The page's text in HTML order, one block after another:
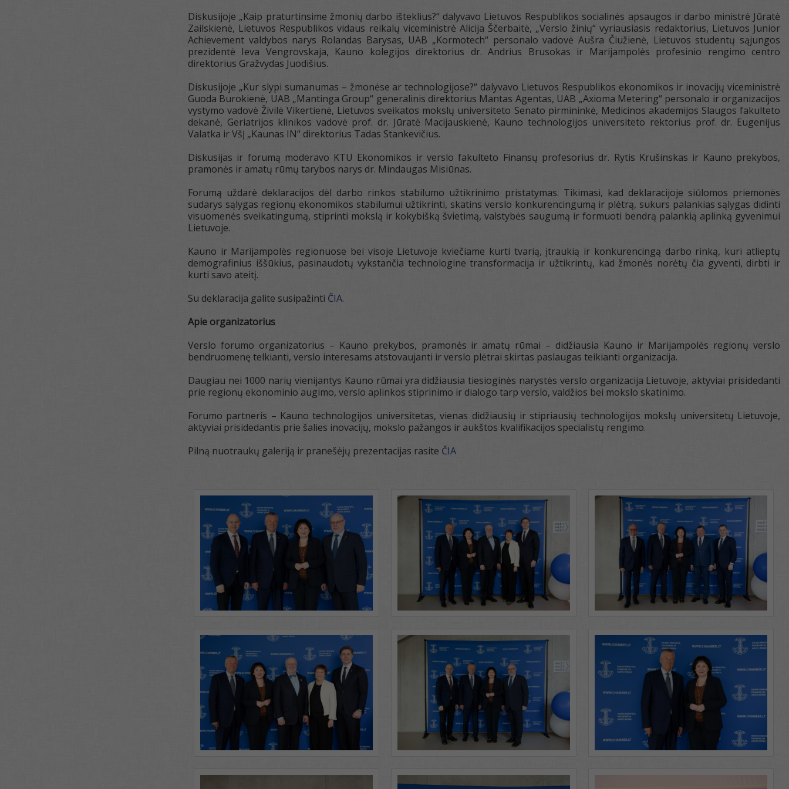
Diskusijoje „Kaip praturtinsime žmonių darbo išteklius?“ dalyvavo Lietuvos Respublikos socialinės apsaugos ir darbo ministrė Jūratė
Zailskienė, Lietuvos Respublikos vidaus reikalų viceministrė Alicija Ščerbaitė, „Verslo žinių“ vyriausiasis redaktorius, Lietuvos Junior
Achievement valdybos narys Rolandas Barysas, UAB „Kormotech“ personalo vadovė Aušra Čiužienė, Lietuvos studentų sąjungos
prezidentė Ieva Vengrovskaja, Kauno kolegijos direktorius dr. Andrius Brusokas ir Marijampolės profesinio rengimo centro
direktorius Gražvydas Juodišius.
Diskusijoje „Kur slypi sumanumas – žmonėse ar technologijose?“ dalyvavo Lietuvos Respublikos ekonomikos ir inovacijų viceministrė
Guoda Burokienė, UAB „Mantinga Group“ generalinis direktorius Mantas Agentas, UAB „Axioma Metering“ personalo ir organizacijos
vystymo vadovė Živilė Vikertienė, Lietuvos sveikatos mokslų universiteto Senato pirmininkė, Medicinos akademijos Slaugos fakulteto
dekanė, Geriatrijos klinikos vadovė prof. dr. Jūratė Macijauskienė, Kauno technologijos universiteto rektorius prof. dr. Eugenijus
Valatka ir VšĮ „Kaunas IN“ direktorius Tadas Stankevičius.
Diskusijas ir forumą moderavo KTU Ekonomikos ir verslo fakulteto Finansų profesorius dr. Rytis Krušinskas ir Kauno prekybos,
pramonės ir amatų rūmų tarybos narys dr. Mindaugas Misiūnas.
Forumą uždarė deklaracijos dėl darbo rinkos stabilumo užtikrinimo pristatymas. Tikimasi, kad deklaracijoje siūlomos priemonės
sudarys sąlygas regionų ekonomikos stabilumui užtikrinti, skatins verslo konkurencingumą ir plėtrą, sukurs palankias sąlygas didinti
visuomenės sveikatingumą, stiprinti mokslą ir kokybišką švietimą, valstybės saugumą ir formuoti bendrą palankią aplinką gyvenimui
Lietuvoje.
Kauno ir Marijampolės regionuose bei visoje Lietuvoje kviečiame kurti tvarią, įtraukią ir konkurencingą darbo rinką, kuri atlieptų
demografinius iššūkius, pasinaudotų vykstančia technologine transformacija ir užtikrintų, kad žmonės norėtų čia gyventi, dirbti ir
kurti savo ateitį.
Su deklaracija galite susipažinti ČIA.
Apie organizatorius
Verslo forumo organizatorius – Kauno prekybos, pramonės ir amatų rūmai – didžiausia Kauno ir Marijampolės regionų verslo
bendruomenę telkianti, verslo interesams atstovaujanti ir verslo plėtrai skirtas paslaugas teikianti organizacija.
Daugiau nei 1000 narių vienijantys Kauno rūmai yra didžiausia tiesioginės narystės verslo organizacija Lietuvoje, aktyviai prisidedanti
prie regionų ekonominio augimo, verslo aplinkos stiprinimo ir dialogo tarp verslo, valdžios bei mokslo skatinimo.
Forumo partneris – Kauno technologijos universitetas, vienas didžiausių ir stipriausių technologijos mokslų universitetų Lietuvoje,
aktyviai prisidedantis prie šalies inovacijų, mokslo pažangos ir aukštos kvalifikacijos specialistų rengimo.
Pilną nuotraukų galeriją ir pranešėjų prezentacijas rasite ČIA